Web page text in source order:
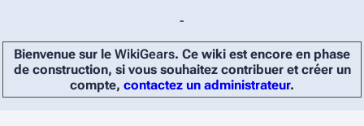
-
Bienvenue sur le WikiGears. Ce wiki est encore en phase
de construction, si vous souhaitez contribuer et créer un
compte, contactez un administrateur.